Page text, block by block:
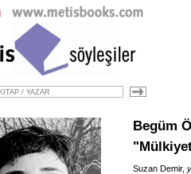
Begüm
Suzan Demir,